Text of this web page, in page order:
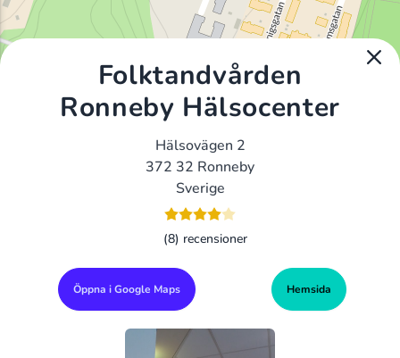
Folktandvården
Ronneby Hälsocenter
Hälsovägen 2
372 32 Ronneby
Sverige
(8) recensioner
Öppna i Google Maps Hemsida
Alla Gym I Sverige